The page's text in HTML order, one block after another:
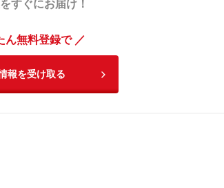
をすぐにお届け！
ん無料登録で ／
報を受け取る